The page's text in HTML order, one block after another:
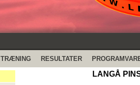
TRÆNING RESULTATER
LANGÅ